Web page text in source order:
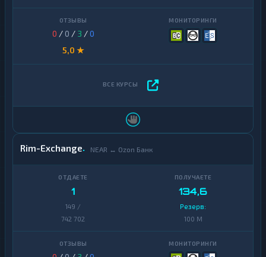
0 / 0 / 3 /0
5,0 ★
Rim-Exchange NEAR ↔ Ozon Банк
1
149 /
742 702
134,6
Резерв:
100 M